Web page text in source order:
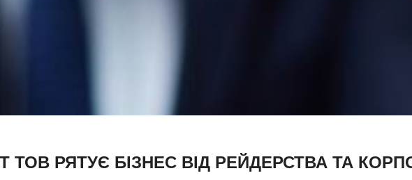
ТОВ РЯТУЄ БІЗНЕС ВІД РЕЙДЕРСТВА ТА